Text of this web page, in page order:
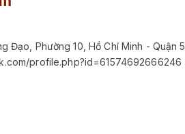
Đạo, Phường 10, Hồ Chí Minh - Quận 5
profile.php?id=61574692666246